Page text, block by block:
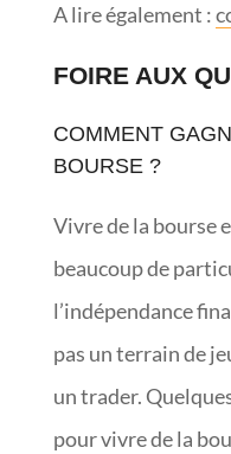
A lire également :
FOIRE AUX
COMMENT
BOURSE ?
Vivre de la bourse
beaucoup de
l’indépendance
pas un terrain de
un trader.
pour vivre de la